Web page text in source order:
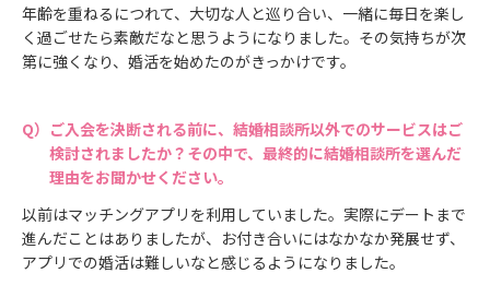
年齢を重ねるにつれて、大切な人と巡り合い、一緒に毎日を楽し
く過ごせたら素敵だなと思うようになりました。その気持ちが次
第に強くなり、婚活を始めたのがきっかけです。
ご入会を決断される前に、結婚相談所以外でのサービスはご
検討されましたか？その中で、最終的に結婚相談所を選んだ
理由をお聞かせください。
以前はマッチングアプリを利用していました。実際にデートまで
進んだことはありましたが、お付き合いにはなかなか発展せず、
アプリでの婚活は難しいなと感じるようになりました。